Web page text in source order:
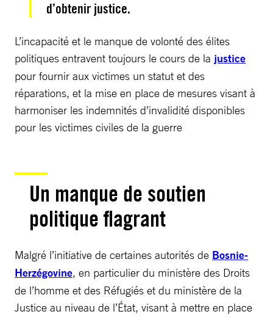
d’obtenir justice.
L’incapacité et le manque de volonté des élites
politiques entravent toujours le cours de la justice
pour fournir aux victimes un statut et des
réparations, et la mise en place de mesures visant à
harmoniser les indemnités d’invalidité disponibles
pour les victimes civiles de la guerre
Un manque de soutien
politique flagrant
Malgré l’initiative de certaines autorités de Bosnie-
Herzégovine, en particulier du ministère des Droits
de l’homme et des Réfugiés et du ministère de la
Justice au niveau de l’État, visant à mettre en place